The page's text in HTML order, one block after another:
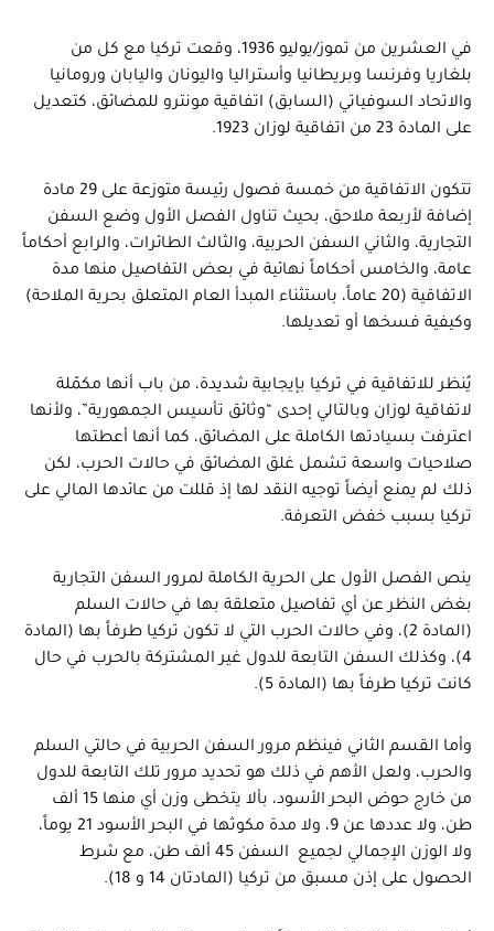
في العشرين من تموز/يوليو 1936، وقعت تركيا مع كل من
بلغاريا وفرنسا وبريطانيا وأستراليا واليونان واليابان ورومانيا
والاتحاد السوفياتي (السابق) اتفاقية مونترو للمضائق، كتعديل
على المادة 23 من اتفاقية لوزان 1923.
تتكون الاتفاقية من خمسة فصول رئيسة متوزعة على 29 مادة
إضافة لأربعة ملاحق، بحيث تناول الفصل الأول وضع السفن
التجارية، والثاني السفن الحربية، والثالث الطائرات، والرابع أحكاماً
عامة، والخامس أحكاماً نهائية في بعض التفاصيل منها مدة
الاتفاقية (20 عاماً، باستثناء المبدأ العام المتعلق بحرية الملاحة)
وكيفية فسخها أو تعديلها.
يُنظر للاتفاقية في تركيا بإيجابية شديدة، من باب أنها مكمّلة
لاتفاقية لوزان وبالتالي إحدى “وثائق تأسيس الجمهورية”، ولأنها
اعترفت بسيادتها الكاملة على المضائق، كما أنها أعطتها
صلاحيات واسعة تشمل غلق المضائق في حالات الحرب، لكن
ذلك لم يمنع أيضاً توجيه النقد لها إذ قللت من عائدها المالي على
تركيا بسبب خفض التعرفة.
ينص الفصل الأول على الحرية الكاملة لمرور السفن التجارية
بغض النظر عن أي تفاصيل متعلقة بها في حالات السلم
(المادة 2)، وفي حالات الحرب التي لا تكون تركيا طرفاً بها (المادة
4)، وكذلك السفن التابعة للدول غير المشتركة بالحرب في حال
كانت تركيا طرفاً بها (المادة 5).
وأما القسم الثاني فينظم مرور السفن الحربية في حالتي السلم
والحرب، ولعل الأهم في ذلك هو تحديد مرور تلك التابعة للدول
من خارج حوض البحر الأسود، بألا يتخطى وزن أي منها 15 ألف
طن، ولا عددها عن 9، ولا مدة مكوثها في البحر الأسود 21 يوماً،
ولا الوزن الإجمالي لجميع السفن 45 ألف طن، مع شرط
الحصول على إذن مسبق من تركيا (المادتان 14 و 18).